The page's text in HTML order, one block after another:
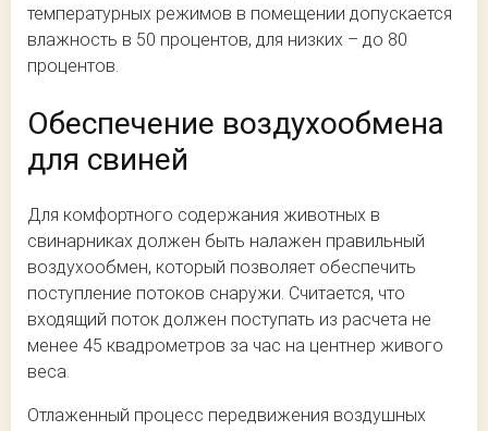
температурных режимов в помещении допускается
влажность в 50 процентов, для низких – до 80
процентов.
Обеспечение воздухообмена
для свиней
Для комфортного содержания животных в
свинарниках должен быть налажен правильный
воздухообмен, который позволяет обеспечить
поступление потоков снаружи. Считается, что
входящий поток должен поступать из расчета не
менее 45 квадрометров за час на центнер живого
веса.
Отлаженный процесс передвижения воздушных